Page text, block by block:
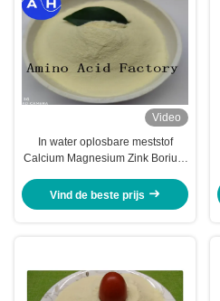
Video
In water oplosbare meststof
Calcium Magnesium Zink Borium
Vind de beste prijs